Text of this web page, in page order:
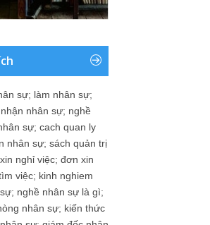
sự; làm nhân sự;
nhân sự; nghề
sự; cach quan ly
nhân sự; sách quản trị
nghỉ việc; đơn xin
việc; kinh nghiem
; nghề nhân sự là gì;
nhân sự; kiến thức